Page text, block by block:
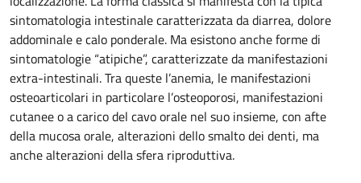
sintomatologia intestinale caratterizzata da diarrea, dolore
addominale e calo ponderale. Ma esistono anche forme di
sintomatologie “atipiche”, caratterizzate da manifestazioni
extra-intestinali. Tra queste l’anemia, le manifestazioni
osteoarticolari in particolare l’osteoporosi, manifestazioni
cutanee o a carico del cavo orale nel suo insieme, con afte
della mucosa orale, alterazioni dello smalto dei denti, ma
anche alterazioni della sfera riproduttiva.